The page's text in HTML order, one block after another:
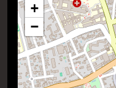
+
−